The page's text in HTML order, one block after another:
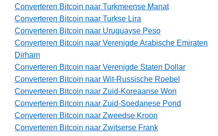
Converteren Bitcoin naar Turkmeense Manat
Converteren Bitcoin naar Turkse Lira
Converteren Bitcoin naar Uruguayse Peso
Converteren Bitcoin naar Verenigde Arabische Emiraten
Dirham
Converteren Bitcoin naar Verenigde Staten Dollar
Converteren Bitcoin naar Wit-Russische Roebel
Converteren Bitcoin naar Zuid-Koreaanse Won
Converteren Bitcoin naar Zuid-Soedanese Pond
Converteren Bitcoin naar Zweedse Kroon
Converteren Bitcoin naar Zwitserse Frank